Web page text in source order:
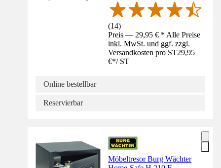
(14)
Preis — 29,95 € * Alle Preise
inkl. MwSt. und ggf. zzgl.
Versandkosten pro ST29,95
€*/ ST
Online bestellbar
Reservierbar
Möbeltresor Burg Wächter